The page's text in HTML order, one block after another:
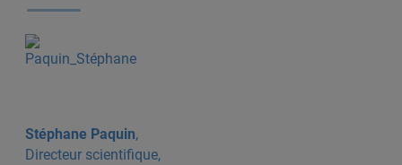
Stéphane Paquin,
Directeur scientifique,